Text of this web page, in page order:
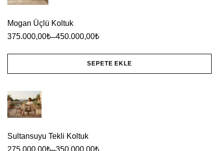
fazla
varyasyonu
var.
seçilebilir
Mogan Üçlü Koltuk
375.000,00₺–450.000,00₺
SEPETE EKLE
ürünün
birden
varyasyonu
Sultansuyu Tekli Koltuk